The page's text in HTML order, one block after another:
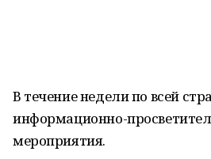
В течение недели по всей
информационно-
мероприятия.